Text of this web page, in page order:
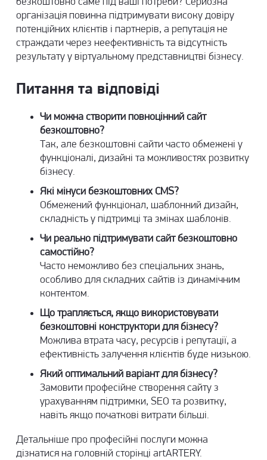
організація повинна підтримувати високу довіру
потенційних клієнтів і партнерів, а репутація не
страждати через неефективність та відсутність
результату у віртуальному представництві бізнесу.
Питання та відповіді
Чи можна створити повноцінний сайт
безкоштовно?
Так, але безкоштовні сайти часто обмежені у
функціоналі, дизайні та можливостях розвитку
бізнесу.
Які мінуси безкоштовних CMS?
Обмежений функціонал, шаблонний дизайн,
складність у підтримці та змінах шаблонів.
Чи реально підтримувати сайт безкоштовно
самостійно?
Часто неможливо без спеціальних знань,
особливо для складних сайтів із динамічним
контентом.
Що трапляється, якщо використовувати
безкоштовні конструктори для бізнесу?
Можлива втрата часу, ресурсів і репутації, а
ефективність залучення клієнтів буде низькою.
Який оптимальний варіант для бізнесу?
Замовити професійне створення сайту з
урахуванням підтримки, SEO та розвитку,
навіть якщо початкові витрати більші.
Детальніше про професійні послуги можна
дізнатися на головній сторінці artARTERY.